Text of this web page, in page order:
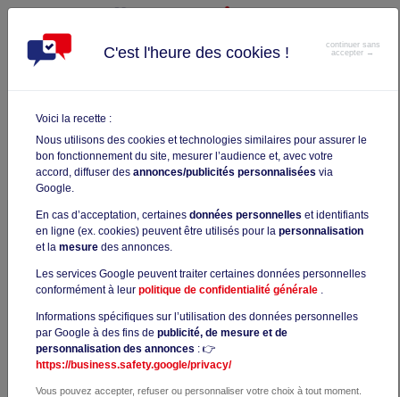
DURÉE DE VALIDITÉ, PRIX...
< Retour Catégorie Examen TOEIC Article publié il y a 2 ans
Durée de validité du test TOEIC : date, score, prix et
niveau d'anglais LeTest of English for International
Testing Service aux États-Unis. Il permet aux personnes
dont l'anglais n'est pas la langue maternelle de faire
valider officiellement leur niveau d'anglais pour pouvoir
s'en prévaloir professionnellement. Quelle est la durée de
validité du TOEIC ? Quels sont les modalités du test et le
niveau d'anglais recherché ?
C'est l'heure des cookies !
continuer sans
accepter →
Voici la recette :
Nous utilisons des cookies et technologies similaires pour assurer le
bon fonctionnement du site, mesurer l’audience et, avec votre
accord, diffuser des annonces/publicités personnalisées via
Google.
En cas d’acceptation, certaines données personnelles et identifiants
en ligne (ex. cookies) peuvent être utilisés pour la personnalisation
et la mesure des annonces.
Les services Google peuvent traiter certaines données personnelles
conformément à leur politique de confidentialité générale .
Informations spécifiques sur l’utilisation des données personnelles
par Google à des fins de publicité, de mesure et de
personnalisation des annonces : 👉
https://business.safety.google/privacy/
Vous pouvez accepter, refuser ou personnaliser votre choix à tout moment.